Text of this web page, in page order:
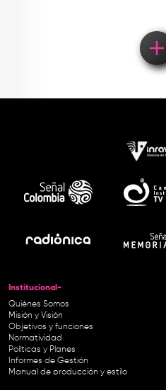
Institucional-
Quiénes Somos
Misión y Visión
Objetivos y funciones
Normatividad
Políticas y Planes
Informes de Gestión
Manual de producción y estilo